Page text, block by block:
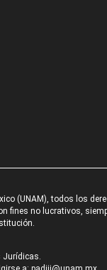
(UNAM), todos los
fines no lucrativos,
Jurídicas.